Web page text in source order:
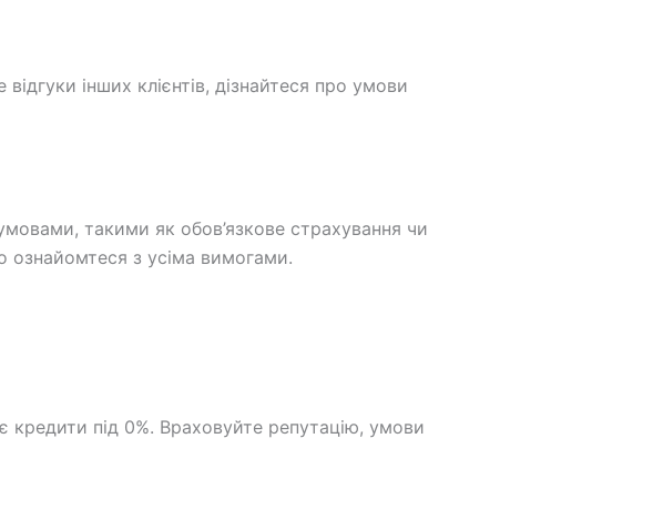
інших клієнтів, дізнайтеся про умови
такими як обов’язкове страхування чи
ознайомтеся з усіма вимогами.
кредити під 0%. Враховуйте репутацію, умови